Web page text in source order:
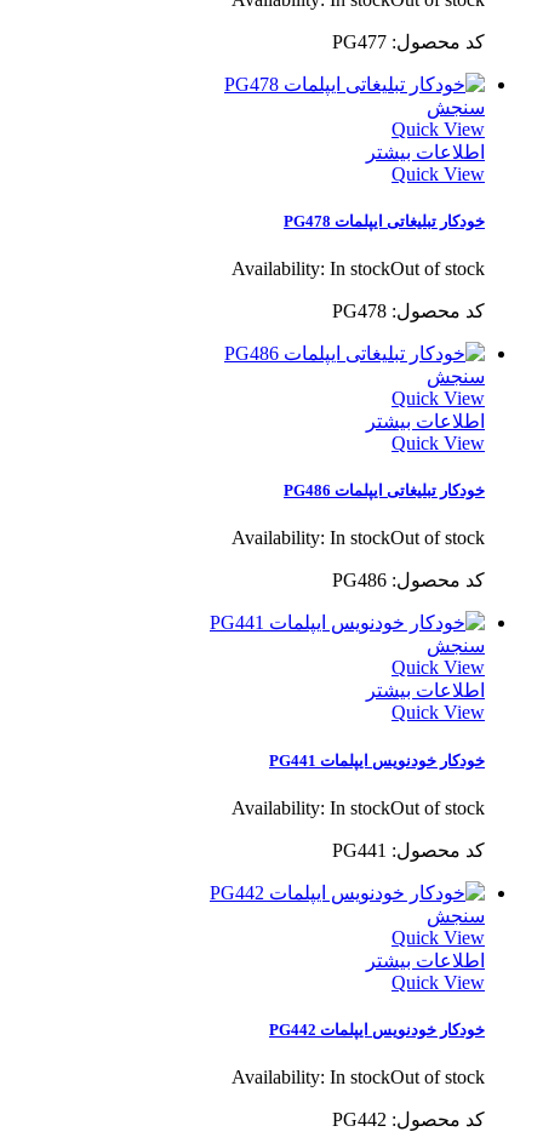
کد محصول: PG477
سنجش
Quick View
اطلاعات بیشتر
Quick View
خودکار تبلیغاتی ایپلمات PG478
Availability: In stockOut of stock
کد محصول: PG478
سنجش
Quick View
اطلاعات بیشتر
Quick View
خودکار تبلیغاتی ایپلمات PG486
Availability: In stockOut of stock
کد محصول: PG486
سنجش
Quick View
اطلاعات بیشتر
Quick View
خودکار خودنویس ایپلمات PG441
Availability: In stockOut of stock
کد محصول: PG441
سنجش
Quick View
اطلاعات بیشتر
Quick View
خودکار خودنویس ایپلمات PG442
Availability: In stockOut of stock
کد محصول: PG442